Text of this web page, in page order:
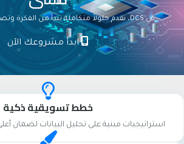
في DCS، نقدم حلولاً متكاملة تبدأ من الفكرة وتصل بك إلى الصدارة.
ابدأ مشروعك الآن
خطط تسويقية ذكية
استراتيجيات مبنية على تحليل البيانات لضمان